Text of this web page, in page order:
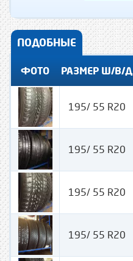
ПОДОБНЫЕ
ФОТО РАЗМЕР Ш/В/Д
195/ 55 R20
195/ 55 R20
195/ 55 R20
195/ 55 R20